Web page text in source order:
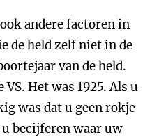
andere factoren in
de held zelf niet in de
van de held.
Het was 1925. Als u
was dat u geen rokje
becijferen waar uw